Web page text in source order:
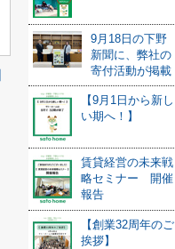
9月18日の下野
新聞に、弊社の
寄付活動が掲載
【9月1日から新し
い期へ！】
賃貸経営の未来戦
略セミナー 開催
報告
【創業32周年のご
挨拶】